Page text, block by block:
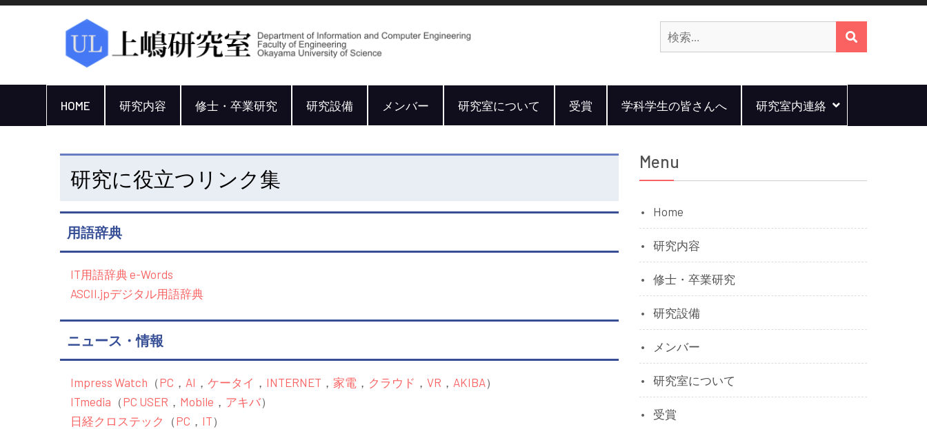
索:
HOME 研究内容 修士・卒業研究 研究設備 メンバー 研究室について 受賞 学科学生の皆さんへ 研究室内連絡
研究に役立つリンク集
用語辞典
IT用語辞典 e-Words
ASCII.jpデジタル用語辞典
ニュース・情報
Impress Watch （PC ， AI ， ケータイ ， INTERNET ， 家電 ， クラウド ， VR ， AKIBA）
ITmedia （PC USER ， Mobile ， アキバ）
日経クロステック
（PC ， IT）
Menu
Home
研究内容
修士・卒業研究
研究設備
メンバー
研究室について
受賞